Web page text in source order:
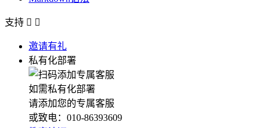
支持  
邀请有礼
私有化部署
如需私有化部署
请添加您的专属客服
或致电：010-86393609